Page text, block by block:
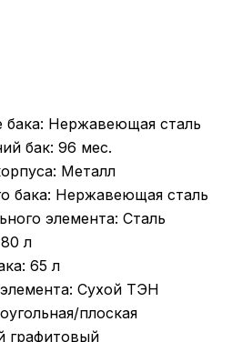
бака: Нержавеющая сталь
бак: 96 мес.
Металл
бака: Нержавеющая сталь
элемента: Сталь
л
65 л
Сухой ТЭН
плоская
графитовый